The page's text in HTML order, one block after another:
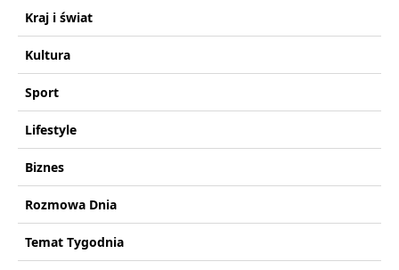
Kraj i świat
Kultura
Sport
Lifestyle
Biznes
Rozmowa Dnia
Temat Tygodnia